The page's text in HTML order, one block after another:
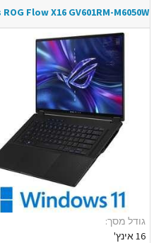
ROG Flow X16 GV601RM-M6050W
גודל מסך:
16 אינץ'